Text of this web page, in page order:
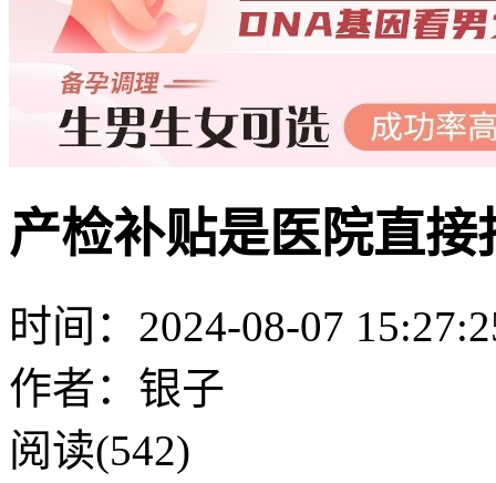
产检补贴是医院直接
时间：2024-08-07
作者：银子
阅读(542)